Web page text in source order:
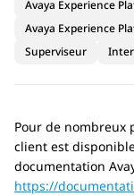
Avaya Experience
Avaya Experience
Superviseur
Pour de nombreux
client est
documentation
https://